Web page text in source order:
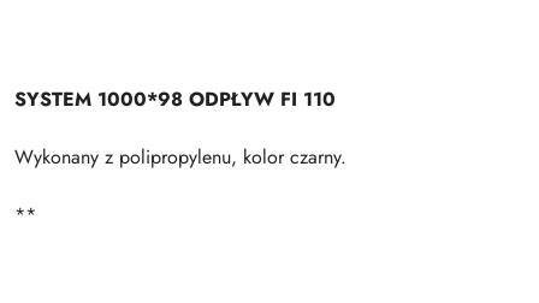
SYSTEM 1000*98 ODPŁYW FI 110
Wykonany z polipropylenu, kolor czarny.
**